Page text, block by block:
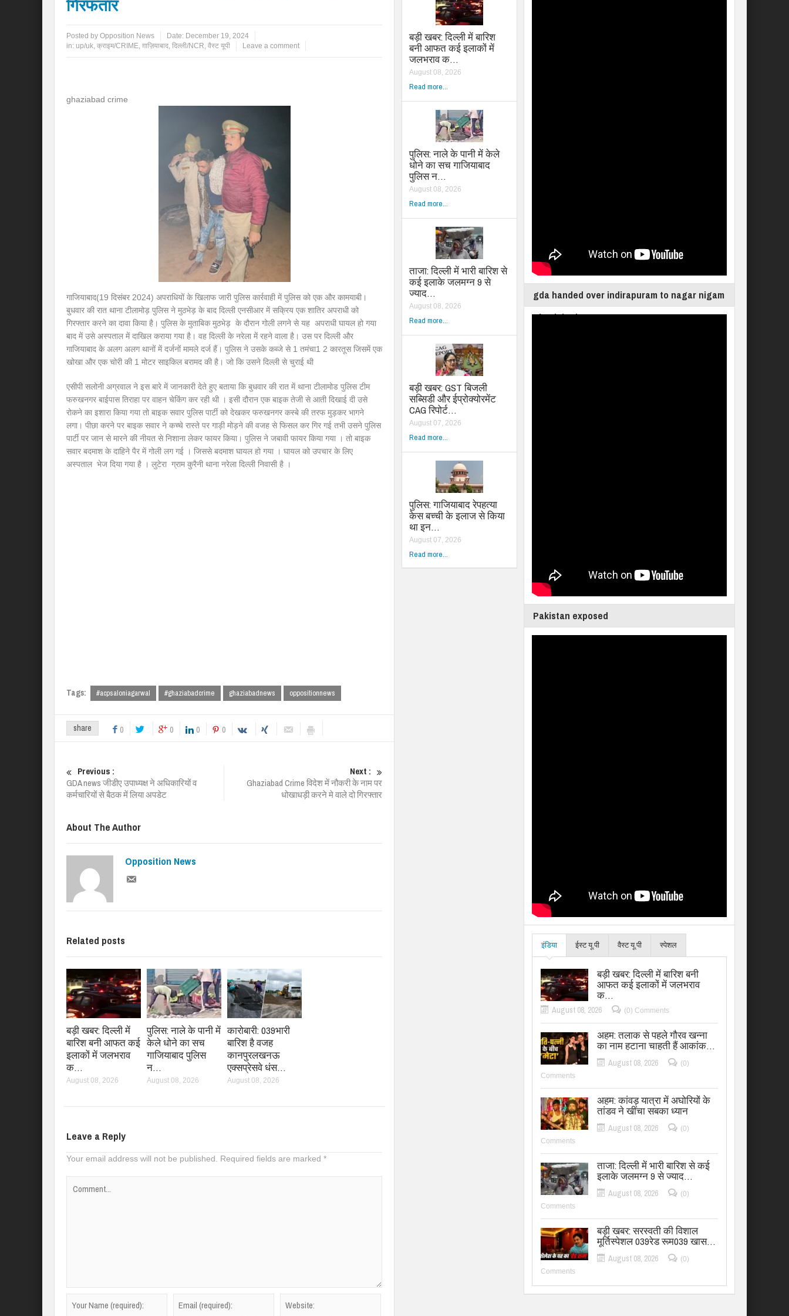
गिरफतार
Posted by Opposition News Date: December 19, 2024
in: up/uk, क्राइम/CRIME, ग़ाज़ियाबाद, दिल्ली/NCR, वैस्ट यूपी Leave a comment
ghaziabad crime
गाजियाबाद(19 दिसंबर 2024) अपराधियों के खिलाफ जारी पुलिस कार्रवाही में पुलिस को एक और कामयाबी।
बुधवार की रात थाना टीलामोड़ पुलिस ने मुठभेड़ के बाद दिल्ली एनसीआर में सक्रिय एक शातिर अपराधी को
गिरफ्तार करने का दावा किया है। पुलिस के मुताबिक मुठभेड़ के दौरान गोली लगने से यह अपराधी घायल हो गया
बाद में उसे अस्पताल में दाखिल कराया गया है। वह दिल्ली के नरेला में रहने वाला है। उस पर दिल्ली और
गाजियाबाद के अलग अलग थानों में दर्जनों मामले दर्ज हैं। पुलिस ने उसके कब्जे से 1 तमंचा1 2 कारतूस जिसमें एक
खोखा और एक चोरी की 1 मोटर साइकिल बरामद की है। जो कि उसने दिल्ली से चुराई थी
एसीपी सलोनी अग्रवाल ने इस बारे में जानकारी देते हुए बताया कि बुधवार की रात में थाना टीलामोड पुलिस टीम
फरुखनगर बाईपास तिराहा पर वाहन चेकिंग कर रही थी । इसी दौरान एक बाइक तेजी से आती दिखाई दी उसे
रोकने का इशारा किया गया तो बाइक सवार पुलिस पार्टी को देखकर फरुखनगर कस्बे की तरफ मुड़कर भागने
लगा। पीछा करने पर बाइक सवार ने कच्चे रास्ते पर गाड़ी मोड़ने की वजह से फिसल कर गिर गई तभी उसने पुलिस
पार्टी पर जान से मारने की नीयत से निशाना लेकर फायर किया। पुलिस ने जबावी फायर किया गया । तो बाइक
सवार बदमाश के दाहिने पैर में गोली लग गई । जिससे बदमाश घायल हो गया । घायल को उपचार के लिए
अस्पताल भेज दिया गया है । लुटेरा ग्राम कुरैनी थाना नरेला दिल्ली निवासी है ।
Tags: #acpsaloniagarwal #ghaziabadcrime ghaziabadnews oppositionnews
share 0 0 0 0
Previous :
GDA news जीडीए उपाध्यक्ष ने अधिकारियों व
कर्मचारियों से बैठक में लिया अपडेट
Next :
Ghaziabad Crime विदेश में नौकरी के नाम पर
धोखाधड़ी करने मे वाले दो गिरफ्तार
About The Author
Opposition News
Related posts
बड़ी खबर: दिल्ली में
बारिश बनी आफत कई
इलाकों में जलभराव
क…
August 08, 2026
पुलिस: नाले के पानी में
केले धोने का सच
गाजियाबाद पुलिस
न…
August 08, 2026
कारोबारी: 039भारी
बारिश है वजह
कानपुरलखनऊ
एक्सप्रेसवे धंस…
August 08, 2026
Leave a Reply
Your email address will not be published. Required fields are marked *
बड़ी खबर: दिल्ली में बारिश
बनी आफत कई इलाकों में
जलभराव क…
August 08, 2026
Read more...
पुलिस: नाले के पानी में केले
धोने का सच गाजियाबाद
पुलिस न…
August 08, 2026
Read more...
ताजा: दिल्ली में भारी बारिश से
कई इलाके जलमग्न 9 से
ज्याद…
August 08, 2026
Read more...
बड़ी खबर: GST बिजली
सब्सिडी और ईप्रोक्योरमेंट
CAG रिपोर्ट…
August 07, 2026
Read more...
पुलिस: गाजियाबाद रेपहत्या
केस बच्ची के इलाज से किया
था इन…
August 07, 2026
Read more...
gda handed over indirapuram to nagar nigam
ghaziabad
Pakistan exposed
इंडिया ईस्ट यू.पी वैस्ट यू.पी स्पेशल
बड़ी खबर: दिल्ली में बारिश बनी
आफत कई इलाकों में जलभराव
क…
August 08, 2026 (0) Comments
अहम: तलाक से पहले गौरव खन्ना
का नाम हटाना चाहती हैं आकांक…
August 08, 2026
(0)
Comments
अहम: कांवड़ यात्रा में अघोरियों के
तांडव ने खींचा सबका ध्यान
August 08, 2026
(0)
Comments
ताजा: दिल्ली में भारी बारिश से कई
इलाके जलमग्न 9 से ज्याद…
August 08, 2026
(0)
Comments
बड़ी खबर: सरस्वती की विशाल
मूर्तिस्पेशल 039रेड रूम039 खास…
August 08, 2026
(0)
Comments